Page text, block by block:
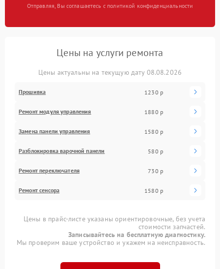
Отправляя, Вы соглашаетесь с политикой конфиденциальности
Цены на услуги ремонта
Цены актуальны на текущую дату 08.08.2026
Прошивка 1230 р
Ремонт модуля управления 1880 р
Замена панели управления 1580 р
Разблокировка варочной панели 580 р
Ремонт переключателя 730 р
Ремонт сенсора 1580 р
Цены в прайс-листе указаны ориентировочные, без учета
стоимости запчастей.
Записывайтесь на бесплатную диагностику.
Мы проверим ваше устройство и укажем на неисправность.